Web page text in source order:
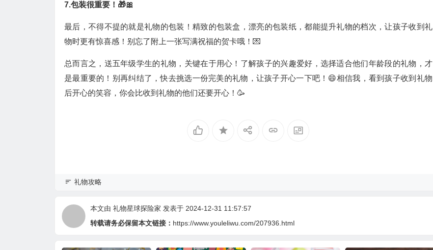
7.包装很重要！🎁🎀
最后，不得不提的就是礼物的包装！精致的包装盒，漂亮的包装纸，都能提升礼物的档次，让孩子收到礼
物时更有惊喜感！别忘了附上一张写满祝福的贺卡哦！💌
总而言之，送五年级学生的礼物，关键在于用心！了解孩子的兴趣爱好，选择适合他们年龄段的礼物，才
是最重要的！别再纠结了，快去挑选一份完美的礼物，让孩子开心一下吧！😄相信我，看到孩子收到礼物
后开心的笑容，你会比收到礼物的他们还要开心！🥳
礼物攻略
本文由 礼物星球探险家 发表于 2024-12-31 11:57:57
转载请务必保留本文链接： https://www.youleliwu.com/207936.html